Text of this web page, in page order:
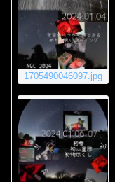
1705490046097.jpg